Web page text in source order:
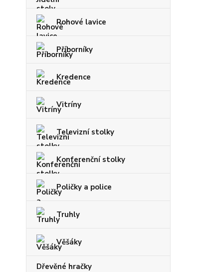
Rohové lavice
Příborníky
Kredence
Vitríny
Televizní stolky
Konferenční stolky
Poličky a police
Truhly
Věšáky
Dřevěné hračky